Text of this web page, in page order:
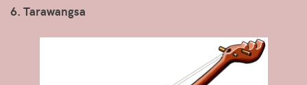
6. Tarawangsa